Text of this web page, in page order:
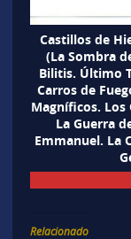
Castillos de
(La Sombra
Bilitis. Último
Carros de
Magníficos. Los
La Guerra
Emmanuel. La
Relacionado